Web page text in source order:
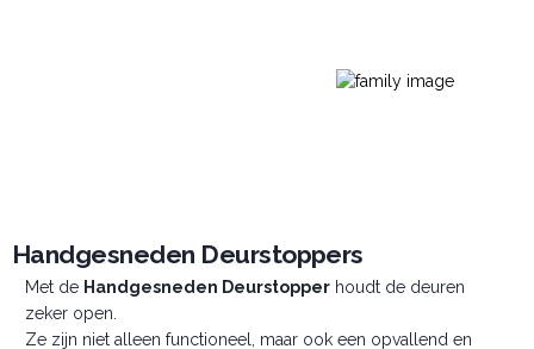
Handgesneden Deurstoppers
Met de Handgesneden Deurstopperhoudt de deuren
zeker open.
Ze zijn niet alleen functioneel, maar ook een opvallend en